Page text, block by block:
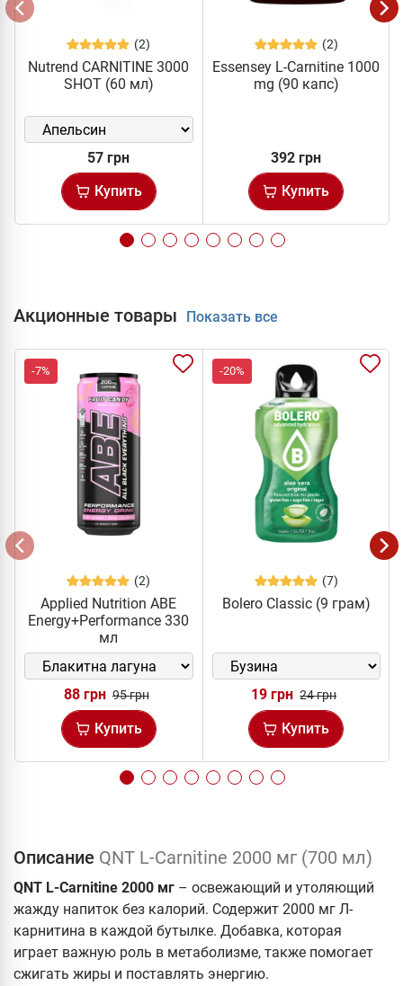
(2)
Nutrend CARNITINE 3000
SHOT (60 мл)
57 грн
Купить
(2)
Essensey L-Carnitine 1000
mg (90 капс)
392 грн
Купить
Акционные товары Показать все
-7%
(2)
Applied Nutrition ABE
Energy+Performance 330
мл
88 грн 95 грн
Купить
-20%
(7)
Bolero Classic (9 грам)
19 грн 24 грн
Купить
Описание QNT L-Carnitine 2000 мг (700 мл)
QNT L-Carnitine 2000 мг – освежающий и утоляющий
жажду напиток без калорий. Содержит 2000 мг Л-
карнитина в каждой бутылке. Добавка, которая
играет важную роль в метаболизме, также помогает
сжигать жиры и поставлять энергию.